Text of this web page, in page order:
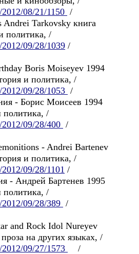
08/21/1150 /
Andrei Tarkovsky книга
политика, /
09/28/1039 /
Boris Moiseyev 1994
и политика, /
09/28/1053 /
- Борис Моисеев 1994
политика, /
09/28/400 /
- Andrei Bartenev
и политика, /
09/28/1101 /
- Андрей Бартенев 1995
политика, /
09/28/389 /
and Rock Idol Nureyev
на других языках, /
09/27/1573
/